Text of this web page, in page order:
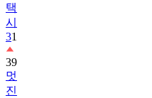
택
시
31
39
멋
진